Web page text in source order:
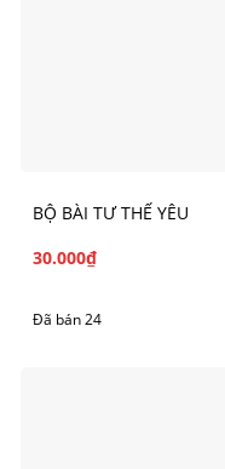
BỘ BÀI TƯ THẾ YÊU
30.000₫
Đã bán 24